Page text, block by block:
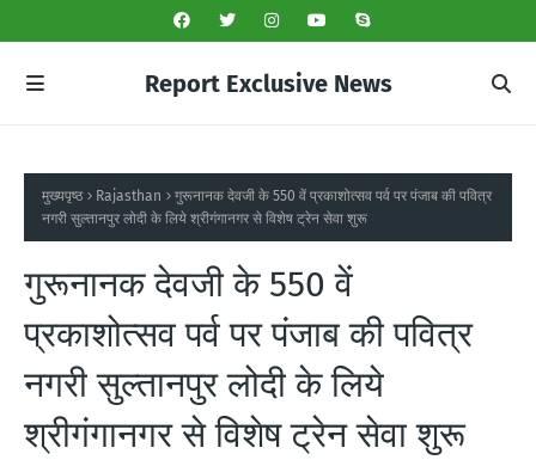
Report Exclusive News
मुख्यपृष्ठ Rajasthan
गुरूनानक देवजी के 550 वें प्रकाशोत्सव पर्व पर पंजाब की पवित्र
नगरी सुल्तानपुर लोदी के लिये श्रीगंगानगर से विशेष ट्रेन सेवा शुरू
गुरूनानक देवजी के 550 वें
प्रकाशोत्सव पर्व पर पंजाब की पवित्र
नगरी सुल्तानपुर लोदी के लिये
श्रीगंगानगर से विशेष ट्रेन सेवा शुरू